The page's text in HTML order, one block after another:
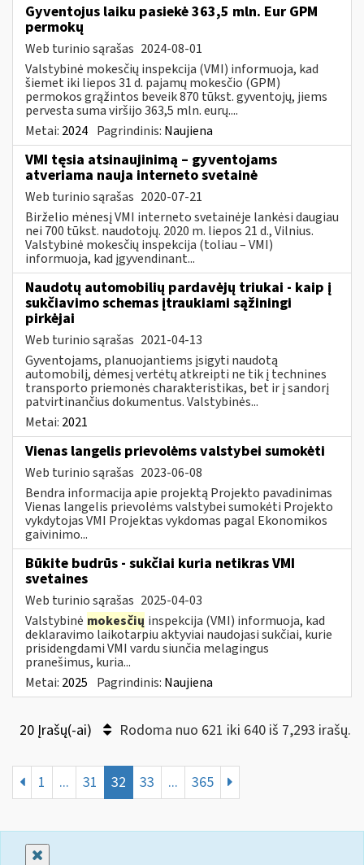
Gyventojus laiku pasiekė 363,5 mln. Eur GPM
permokų
Web turinio sąrašas 2024-08-01
Valstybinė mokesčių inspekcija (VMI) informuoja, kad
šiemet iki liepos 31 d. pajamų mokesčio (GPM)
permokos grąžintos beveik 870 tūkst. gyventojų, jiems
pervesta suma viršijo 363,5 mln. eurų....
Metai: 2024 Pagrindinis: Naujiena
VMI tęsia atsinaujinimą – gyventojams
atveriama nauja interneto svetainė
Web turinio sąrašas 2020-07-21
Birželio mėnesį VMI interneto svetainėje lankėsi daugiau
nei 700 tūkst. naudotojų. 2020 m. liepos 21 d., Vilnius.
Valstybinė mokesčių inspekcija (toliau – VMI)
informuoja, kad įgyvendinant...
Naudotų automobilių pardavėjų triukai - kaip į
sukčiavimo schemas įtraukiami sąžiningi
pirkėjai
Web turinio sąrašas 2021-04-13
Gyventojams, planuojantiems įsigyti naudotą
automobilį, dėmesį vertėtų atkreipti ne tik į technines
transporto priemonės charakteristikas, bet ir į sandorį
patvirtinančius dokumentus. Valstybinės...
Metai: 2021
Vienas langelis prievolėms valstybei sumokėti
Web turinio sąrašas 2023-06-08
Bendra informacija apie projektą Projekto pavadinimas
Vienas langelis prievolėms valstybei sumokėti Projekto
vykdytojas VMI Projektas vykdomas pagal Ekonomikos
gaivinimo...
Būkite budrūs - sukčiai kuria netikras VMI
svetaines
Web turinio sąrašas 2025-04-03
Valstybinė mokesčių inspekcija (VMI) informuoja, kad
deklaravimo laikotarpiu aktyviai naudojasi sukčiai, kurie
prisidengdami VMI vardu siunčia melagingus
pranešimus, kuria...
Metai: 2025 Pagrindinis: Naujiena
20 Įrašų(-ai) Rodoma nuo 621 iki 640 iš 7,293 irašų.
1 ... 31 32 33 ... 365